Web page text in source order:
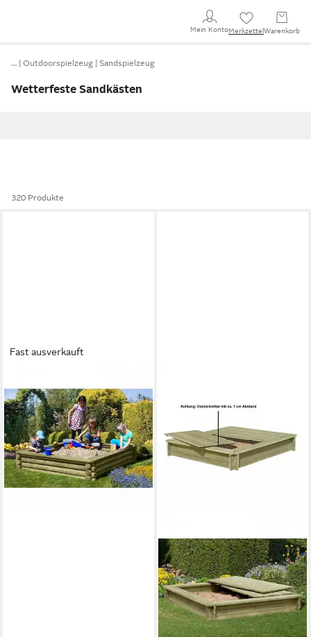
Mein KontoMerkzettel Warenkorb
… Outdoorspielzeug Sandspielzeug
Wetterfeste Sandkästen
320 Produkte
Fast ausverkauft
Sandkasten 180x180 cm aus
Holz Palisaden Ø 10 cm
Rundhölzer
272,90 €
lieferbar - in 6-7 Werktagen bei dir